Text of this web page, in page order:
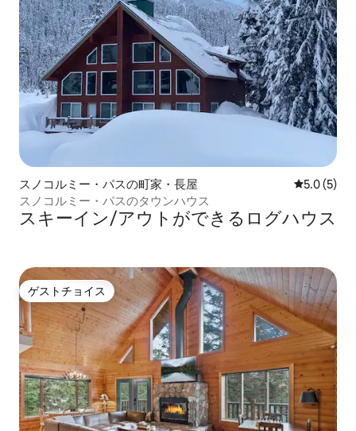
スノコルミー・パスの町家・長屋 レビュー5
5.0 (5)
スノコルミー・パスのタウンハウス
スキーイン/アウトができるログハウス
ゲストチョイス
ゲストチョイス